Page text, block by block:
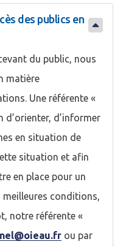
des publics en
du public, nous
matière
Une référente «
d’orienter, d’informer
en situation de
situation et afin
en place pour un
conditions,
notre référente «
ou par